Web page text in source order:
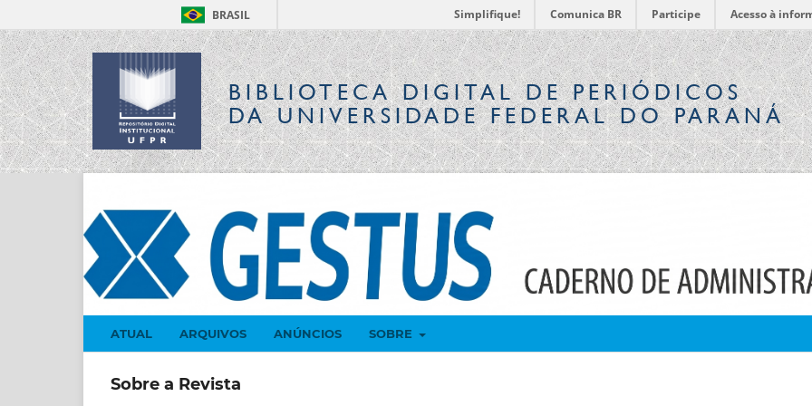
BRASIL Simplifique! Comunica BR Participe Acesso à
BIBLIOTECA DIGITALDE PERIÓDICOS
DA UNIVERSIDADE FEDERAL DO PARANÁ
ATUAL ARQUIVOS ANÚNCIOS SOBRE
Sobre a Revista